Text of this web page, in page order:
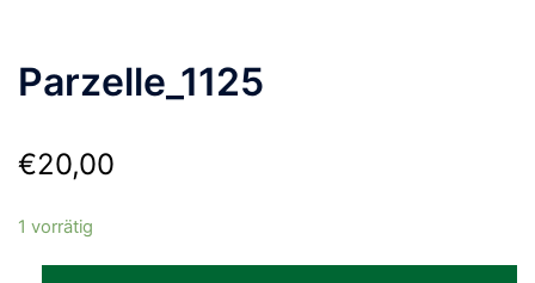
Parzelle_1125
€20,00
1 vorrätig